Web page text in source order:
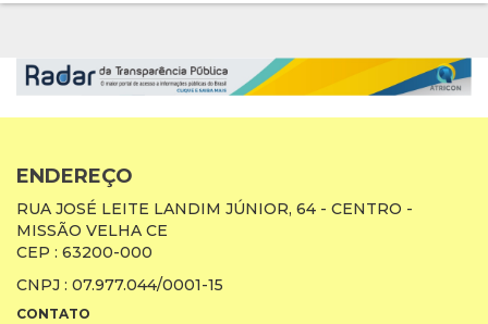
ENDEREÇO
RUA JOSÉ LEITE LANDIM JÚNIOR, 64 - CENTRO -
MISSÃO VELHA CE
CEP : 63200-000
CNPJ : 07.977.044/0001-15
CONTATO